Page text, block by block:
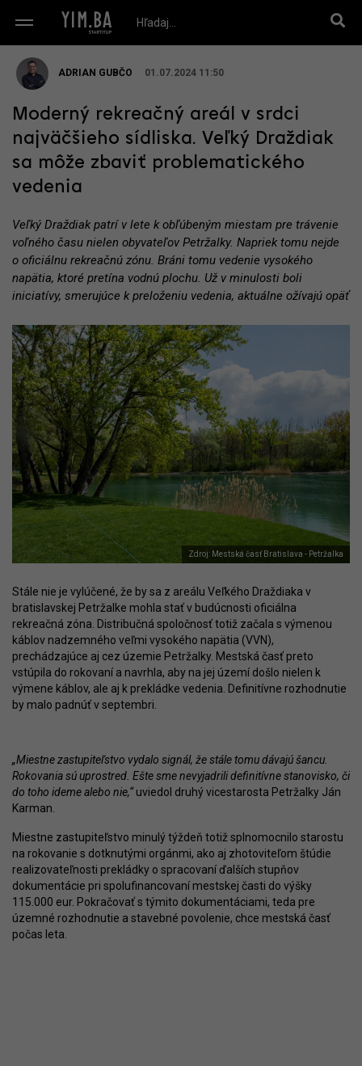
ADRIAN GUBČO 01.07.2024 11:50
Moderný rekreačný areál v srdci
najväčšieho sídliska. Veľký Draždiak
sa môže zbaviť problematického
vedenia
Veľký Draždiak patrí v lete k obľúbeným miestam pre trávenie
voľného času nielen obyvateľov Petržalky. Napriek tomu nejde
o oficiálnu rekreačnú zónu. Bráni tomu vedenie vysokého
napätia, ktoré pretína vodnú plochu. Už v minulosti boli
iniciatívy, smerujúce k preloženiu vedenia, aktuálne ožívajú opäť
Zdroj: Mestská časť Bratislava - Petržalka
Stále nie je vylúčené, že by sa z areálu Veľkého Draždiaka v
bratislavskej Petržalke mohla stať v budúcnosti oficiálna
rekreačná zóna. Distribučná spoločnosť totiž začala s výmenou
káblov nadzemného veľmi vysokého napätia (VVN),
prechádzajúce aj cez územie Petržalky. Mestská časť preto
vstúpila do rokovaní a navrhla, aby na jej území došlo nielen k
výmene káblov, ale aj k prekládke vedenia. Definitívne rozhodnutie
by malo padnúť v septembri.
„Miestne zastupiteľstvo vydalo signál, že stále tomu dávajú šancu.
Rokovania sú uprostred. Ešte sme nevyjadrili definitívne stanovisko, či
do toho ideme alebo nie,“uviedol druhý vicestarosta Petržalky Ján
Karman.
Miestne zastupiteľstvo minulý týždeň totiž splnomocnilo starostu
na rokovanie s dotknutými orgánmi, ako aj zhotoviteľom štúdie
realizovateľnosti prekládky o spracovaní ďalších stupňov
dokumentácie pri spolufinancovaní mestskej časti do výšky
115.000 eur. Pokračovať s týmito dokumentáciami, teda pre
územné rozhodnutie a stavebné povolenie, chce mestská časť
počas leta.